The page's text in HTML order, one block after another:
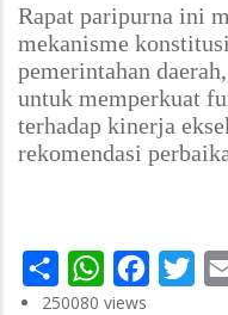
Rapat paripurna ini
mekanisme
pemerintahan
untuk memperkuat
terhadap kinerja
rekomendasi
Share WhatsApp
250080 views